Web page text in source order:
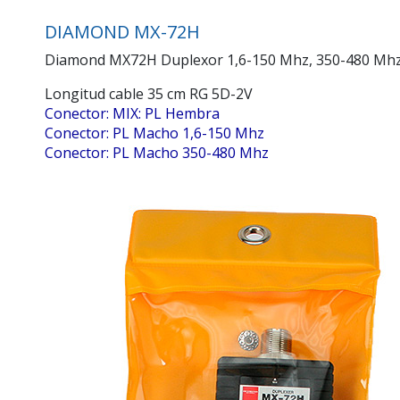
DIAMOND MX-72H
Diamond MX72H Duplexor 1,6-150 Mhz, 350-480
Longitud cable 35 cm RG 5D-2V
Conector: MIX: PL Hembra
Conector: PL Macho 1,6-150 Mhz
Conector: PL Macho 350-480 Mhz